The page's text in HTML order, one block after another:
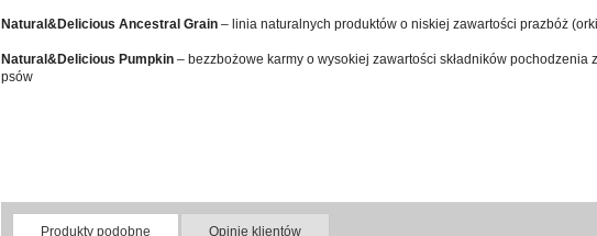
Natural&Delicious Ancestral Grain – linia naturalnych produktów o niskiej zawartości prazbóż
Natural&Delicious Pumpkin – bezzbożowe karmy o wysokiej zawartości składników pochodzenia
psów
Produkty podobne Opinie klientów